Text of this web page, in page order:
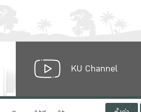
KU Channel